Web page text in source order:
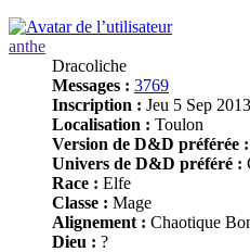
anthe
Dracoliche
Messages : 3769
Inscription : Jeu 5 Sep
Localisation : Toulon
Version de D&D préférée :
Univers de D&D préféré :
Race : Elfe
Classe : Mage
Alignement : Chaotique
Dieu : ?